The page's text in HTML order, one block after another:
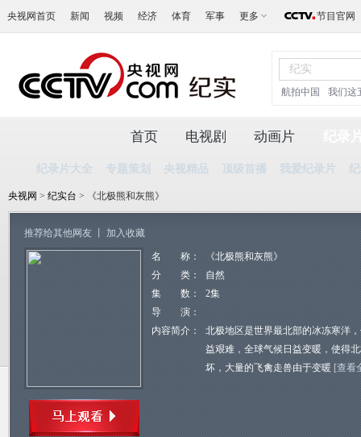
央视网首页 新闻 视频 经济 体育 军事 更多 节目官网
航拍中国 我们这
首页 电视剧 动画片
纪录片大全 专题策划 央视精品 顶级首播 我爱纪录片
央视网 > 纪实台 > 《北极熊和灰熊》
推荐给其他网友 加入收藏
名 称：
《北极熊和灰熊》
分 类：
自然
集 数：
2集
导 演：
内容简介：
北极地区是世界最北部的冰冻寒洋
益艰难，全球气候日益变暖，使得
坏，大量的飞禽走兽由于变暖 [查看